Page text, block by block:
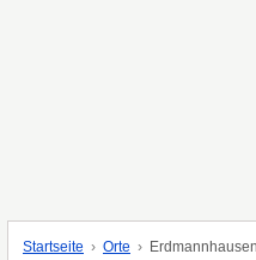
Startseite Orte Erdmannhausen